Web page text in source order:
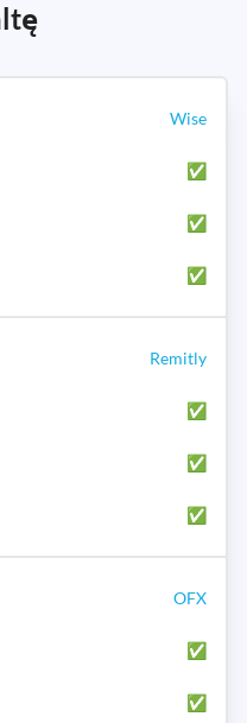
Wise
✅
✅
✅
Remitly
✅
✅
✅
OFX
✅
✅